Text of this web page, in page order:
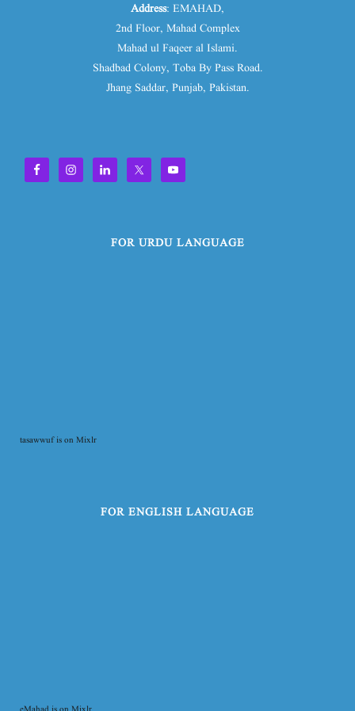
Address: EMAHAD,
2nd Floor, Mahad Complex
Mahad ul Faqeer al Islami.
Shadbad Colony, Toba By Pass Road.
Jhang Saddar, Punjab, Pakistan.
FOR URDU LANGUAGE
tasawwuf is on Mixlr
FOR ENGLISH LANGUAGE